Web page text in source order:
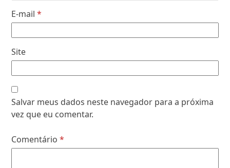
E-mail*
Site
Salvar meus dados neste navegador para a próxima
vez que eu comentar.
Comentário*